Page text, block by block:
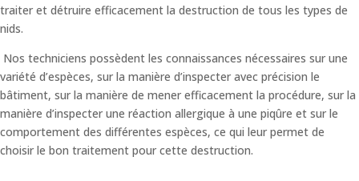
traiter et détruire efficacement la destruction de tous les types de
nids.
Nos techniciens possèdent les connaissances nécessaires sur une
variété d’espèces, sur la manière d’inspecter avec précision le
bâtiment, sur la manière de mener efficacement la procédure, sur la
manière d’inspecter une réaction allergique à une piqûre et sur le
comportement des différentes espèces, ce qui leur permet de
choisir le bon traitement pour cette destruction.